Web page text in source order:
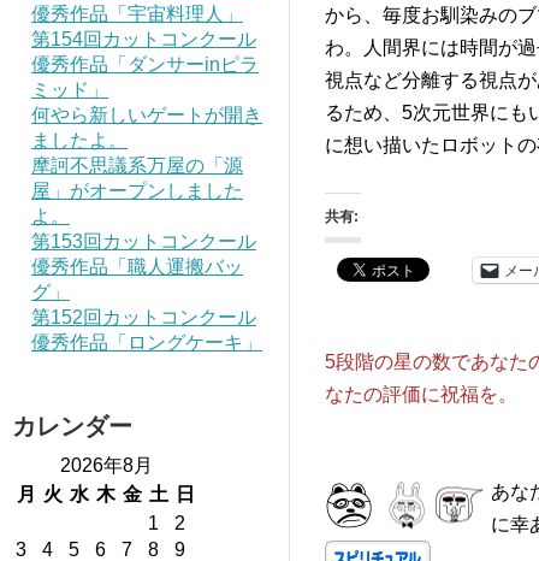
優秀作品「宇宙料理人」
第154回カットコンクール
優秀作品「ダンサーinピラ
ミッド」
何やら新しいゲートが開き
ましたよ。
摩訶不思議系万屋の「源
屋」がオープンしました
よ。
第153回カットコンクール
優秀作品「職人運搬バッ
グ」
第152回カットコンクール
優秀作品「ロングケーキ」
カレンダー
2026年8月
月
火 水 木 金 土
日
1
2
3
4 5 6 7 8
9
から、毎度お馴染みの
わ。人間界には時間が
視点など分離する視点
るため、5次元世界にも
に想い描いたロボット
共有:
メー
5段階の星の数であなた
なたの評価に祝福を。
あな
に幸